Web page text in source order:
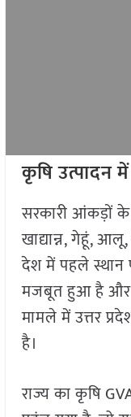
कृषि उत्पादन
सरकारी आंकड़ों के
खाद्यान्न, गेहूं,
देश में पहले स्थान
मजबूत हुआ है और
मामले में उत्तर
है।
राज्य का कृषि